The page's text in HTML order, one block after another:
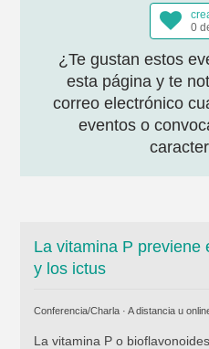
0
¿Te gustan estos
esta página y te
correo electrónico
eventos o
La vitamina P previene
y los ictus
Conferencia/Charla · A distancia u
La vitamina P o